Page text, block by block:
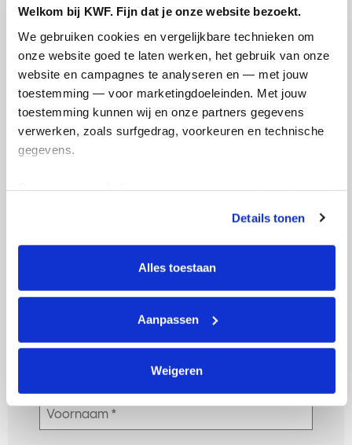
Welkom bij KWF. Fijn dat je onze website bezoekt.
We gebruiken cookies en vergelijkbare technieken om
onze website goed te laten werken, het gebruik van onze
website en campagnes te analyseren en — met jouw
toestemming — voor marketingdoeleinden. Met jouw
toestemming kunnen wij en onze partners gegevens
verwerken, zoals surfgedrag, voorkeuren en technische
gegevens.
tonen. Je kunt je toestemming op elk moment wijzigen of
intrekken via Cookie instellingen onderaan de pagina. De
lijst met cookies is te vinden in het tabblad “details”.
Details tonen
Alles toestaan
Aanpassen
Weigeren
meldpuntgoededoelen@gimd.nl
Heb je een andersoortige klacht? Meld dit dan via het
klachtenformulier.
Melding integriteitsschending